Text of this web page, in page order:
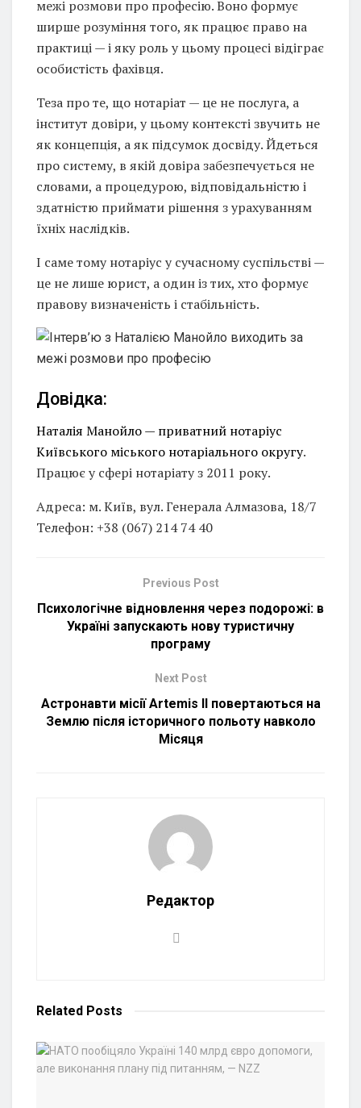
межі розмови про професію. Воно формує
ширше розуміння того, як працює право на
практиці — і яку роль у цьому процесі відіграє
особистість фахівця.
Теза про те, що нотаріат — це не послуга, а
інститут довіри, у цьому контексті звучить не
як концепція, а як підсумок досвіду. Йдеться
про систему, в якій довіра забезпечується не
словами, а процедурою, відповідальністю і
здатністю приймати рішення з урахуванням
їхніх наслідків.
І саме тому нотаріус у сучасному суспільстві —
це не лише юрист, а один із тих, хто формує
правову визначеність і стабільність.
Довідка:
Наталія Манойло — приватний нотаріус
Київського міського нотаріального округу.
Працює у сфері нотаріату з 2011 року.
Адреса: м. Київ, вул. Генерала Алмазова, 18/7
Телефон: +38 (067) 214 74 40
Previous Post
Психологічне відновлення через подорожі: в
Україні запускають нову туристичну
програму
Next Post
Астронавти місії Artemis II повертаються на
Землю після історичного польоту навколо
Місяця
Редактор
Related Posts